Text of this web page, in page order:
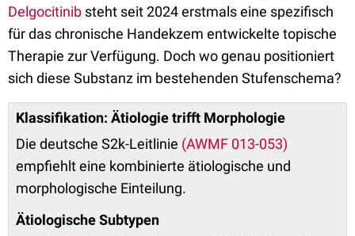
Delgocitinib steht seit 2024 erstmals eine spezifisch
für das chronische Handekzem entwickelte topische
Therapie zur Verfügung. Doch wo genau positioniert
sich diese Substanz im bestehenden Stufenschema?
Klassifikation: Ätiologie trifft Morphologie
Die deutsche S2k-Leitlinie (AWMF 013-053)
empfiehlt eine kombinierte ätiologische und
morphologische Einteilung.
Ätiologische Subtypen